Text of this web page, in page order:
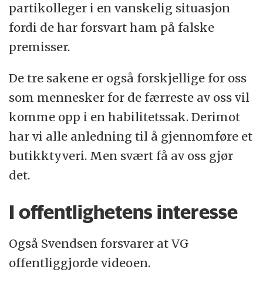
partikolleger i en vanskelig situasjon
fordi de har forsvart ham på falske
premisser.
De tre sakene er også forskjellige for oss
som mennesker for de færreste av oss vil
komme opp i en habilitetssak. Derimot
har vi alle anledning til å gjennomføre et
butikktyveri. Men svært få av oss gjør
det.
I offentlighetens interesse
Også Svendsen forsvarer at VG
offentliggjorde videoen.